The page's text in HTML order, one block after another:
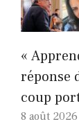
«
réponse
coup
8 août 2026